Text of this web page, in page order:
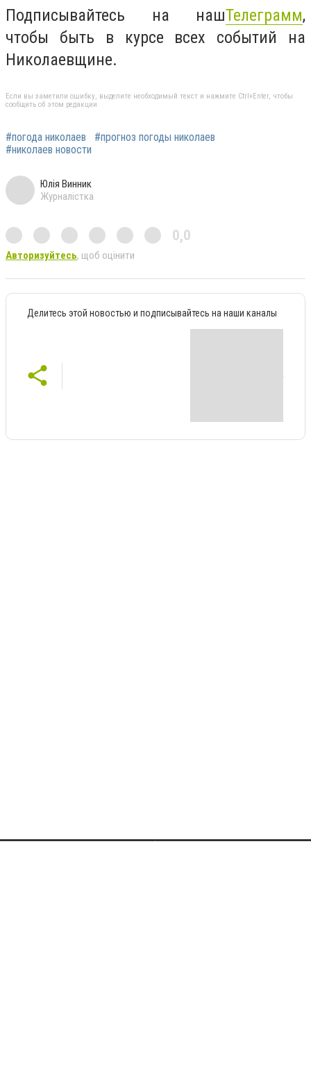
Подписывайтесь на нашТелеграмм,
чтобы быть в курсе всех событий на
Николаевщине.
Если вы заметили ошибку, выделите необходимый текст и нажмите Ctrl+Enter, чтобы
сообщить об этом редакции
#погода николаев
#прогноз погоды николаев
#николаев новости
Юлія Винник
Журналістка
0,0
Авторизуйтесь, щоб оцінити
Делитесь этой новостью и подписывайтесь на наши каналы